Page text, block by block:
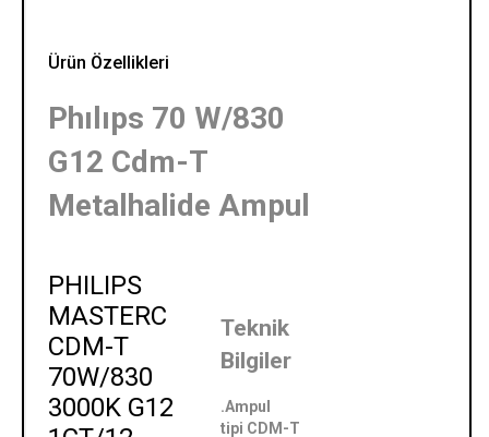
Ürün Özellikleri
Phılıps 70 W/830
G12 Cdm-T
Metalhalide Ampul
PHILIPS
MASTERC
CDM-T
70W/830
3000K G12
Teknik
Bilgiler
.Ampul
tipi CDM-T